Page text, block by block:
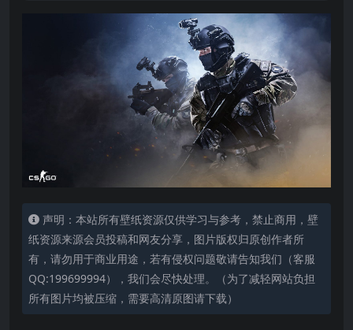
声明：本站所有壁纸资源仅供学习与参考，禁止商用，壁
纸资源来源会员投稿和网友分享，图片版权归原创作者所
有，请勿用于商业用途，若有侵权问题敬请告知我们（客服
QQ:199699994），我们会尽快处理。（为了减轻网站负担
所有图片均被压缩，需要高清原图请下载）